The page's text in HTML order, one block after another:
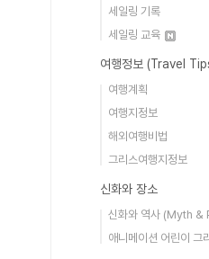
세일링 기록
세일링 교육
여행정보 (Travel
여행계획
여행지정보
해외여행비법
그리스여행지정보
신화와 장소
신화와 역사 (Myth &
애니메이션 어린이 그